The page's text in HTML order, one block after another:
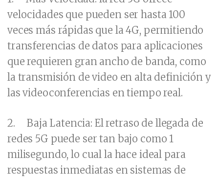
velocidades que pueden ser hasta 100
veces más rápidas que la 4G, permitiendo
transferencias de datos para aplicaciones
que requieren gran ancho de banda, como
la transmisión de video en alta definición y
las videoconferencias en tiempo real.
2. Baja Latencia: El retraso de llegada de
redes 5G puede ser tan bajo como 1
milisegundo, lo cual la hace ideal para
respuestas inmediatas en sistemas de